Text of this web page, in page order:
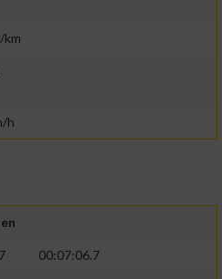
km
h
00:07:06.7